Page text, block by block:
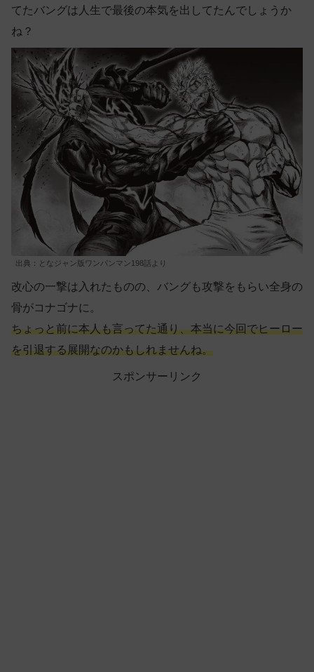
てたバングは人生で最後の本気を出してたんでしょうか
ね？
出典：となジャン版ワンパンマン198話より
改心の一撃は入れたものの、バングも攻撃をもらい全身の
骨がコナゴナに。
ちょっと前に本人も言ってた通り、本当に今回でヒーロー
を引退する展開なのかもしれませんね。
スポンサーリンク